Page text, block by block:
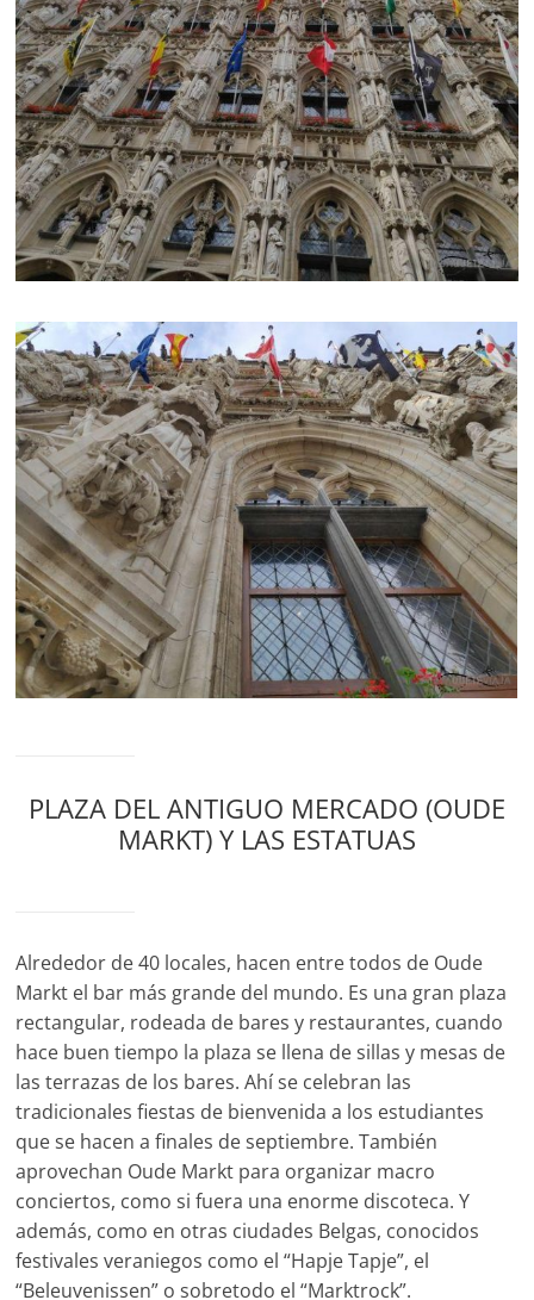
PLAZA DEL ANTIGUO MERCADO (OUDE
MARKT) Y LAS ESTATUAS
Alrededor de 40 locales, hacen entre todos de Oude
Markt el bar más grande del mundo. Es una gran plaza
rectangular, rodeada de bares y restaurantes, cuando
hace buen tiempo la plaza se llena de sillas y mesas de
las terrazas de los bares. Ahí se celebran las
tradicionales fiestas de bienvenida a los estudiantes
que se hacen a finales de septiembre. También
aprovechan Oude Markt para organizar macro
conciertos, como si fuera una enorme discoteca. Y
además, como en otras ciudades Belgas, conocidos
festivales veraniegos como el “Hapje Tapje”, el
“Beleuvenissen” o sobretodo el “Marktrock”.